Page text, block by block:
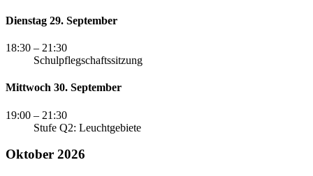
Dienstag 29. September
18:30 – 21:30
Schulpflegschaftssitzung
Mittwoch 30. September
19:00 – 21:30
Stufe Q2: Leuchtgebiete
Oktober 2026